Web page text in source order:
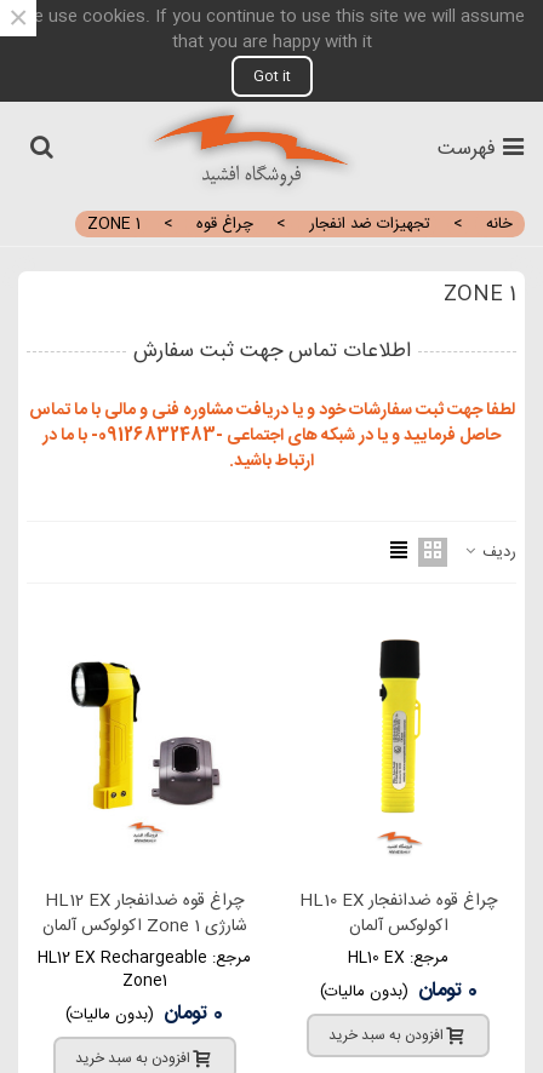
We use cookies. If you continue to use this site we will assume
that you are happy with it
Got it
×
فهرست
خانه > تجهیزات ضد انفجار > چراغ قوه >
ZONE 1
ZONE 1
اطلاعات تماس جهت ثبت سفارش
لطفا جهت ثبت سفارشات خود و یا دریافت مشاوره فنی و مالی با ما تماس
حاصل فرمایید و یا در شبکه های اجتماعی -09126832483- با ما در
ارتباط باشید.
ردیف
چراغ قوه ضدانفجار HL10 EX
اکولوکس آلمان
مرجع: HL10 EX
0 تومان (بدون مالیات)
افزودن به سبد خرید
چراغ قوه ضدانفجار HL12 EX
شارژی Zone 1 اکولوکس آلمان
مرجع: HL12 EX Rechargeable
Zone1
0 تومان (بدون مالیات)
افزودن به سبد خرید